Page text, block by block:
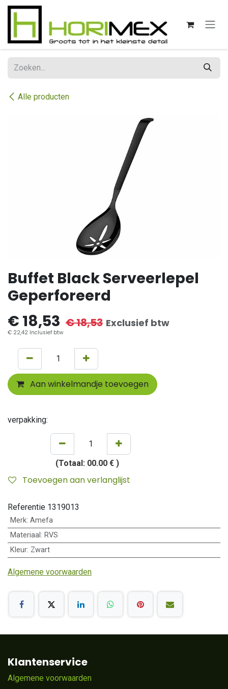
Overslaan naar inhoud
Alle producten
Buffet Black Serveerlepel
Geperforeerd
€ 18,53 €18,53 Exclusief btw
€ 22,42 Inclusief btw
Aan winkelmandje toevoegen
verpakking:
(Totaal: 00.00 € )
Toevoegen aan verlanglijst
Referentie 1319013
Merk: Amefa
Materiaal : RVS
Kleur: Zwart
Algemene voorwaarden
Klantenservice
Algemene voorwaarden